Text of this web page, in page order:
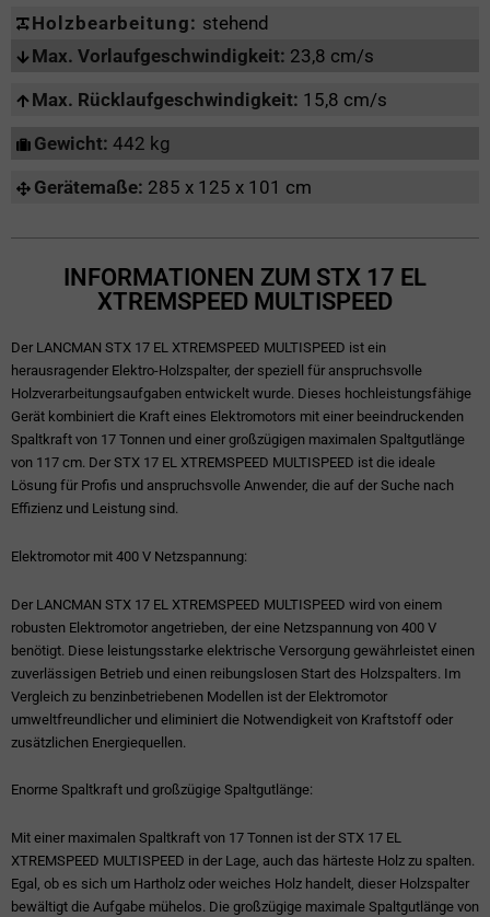
Holzbearbeitung: stehend
Max. Vorlaufgeschwindigkeit: 23,8 cm/s
Max. Rücklaufgeschwindigkeit: 15,8 cm/s
Gewicht: 442 kg
Gerätemaße: 285 x 125 x 101 cm
INFORMATIONEN ZUM STX 17 EL
XTREMSPEED MULTISPEED
Der LANCMAN STX 17 EL XTREMSPEED MULTISPEED ist ein
herausragender Elektro-Holzspalter, der speziell für anspruchsvolle
Holzverarbeitungsaufgaben entwickelt wurde. Dieses hochleistungsfähige
Gerät kombiniert die Kraft eines Elektromotors mit einer beeindruckenden
Spaltkraft von 17 Tonnen und einer großzügigen maximalen Spaltgutlänge
von 117 cm. Der STX 17 EL XTREMSPEED MULTISPEED ist die ideale
Lösung für Profis und anspruchsvolle Anwender, die auf der Suche nach
Effizienz und Leistung sind.
Elektromotor mit 400 V Netzspannung:
Der LANCMAN STX 17 EL XTREMSPEED MULTISPEED wird von einem
robusten Elektromotor angetrieben, der eine Netzspannung von 400 V
benötigt. Diese leistungsstarke elektrische Versorgung gewährleistet einen
zuverlässigen Betrieb und einen reibungslosen Start des Holzspalters. Im
Vergleich zu benzinbetriebenen Modellen ist der Elektromotor
umweltfreundlicher und eliminiert die Notwendigkeit von Kraftstoff oder
zusätzlichen Energiequellen.
Enorme Spaltkraft und großzügige Spaltgutlänge:
Mit einer maximalen Spaltkraft von 17 Tonnen ist der STX 17 EL
XTREMSPEED MULTISPEED in der Lage, auch das härteste Holz zu spalten.
Egal, ob es sich um Hartholz oder weiches Holz handelt, dieser Holzspalter
bewältigt die Aufgabe mühelos. Die großzügige maximale Spaltgutlänge von